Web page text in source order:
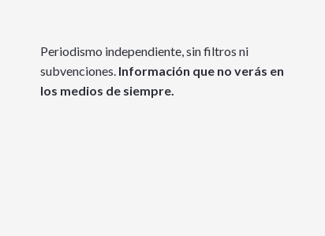
Periodismo independiente, sin filtros ni
subvenciones. Información que no verás en
los medios de siempre.